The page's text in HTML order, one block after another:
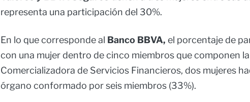
representa una participación del 30%.
En lo que corresponde al Banco BBVA, el porcentaje de
con una mujer dentro de cinco miembros que componen
Comercializadora de Servicios Financieros, dos mujeres
órgano conformado por seis miembros (33%).